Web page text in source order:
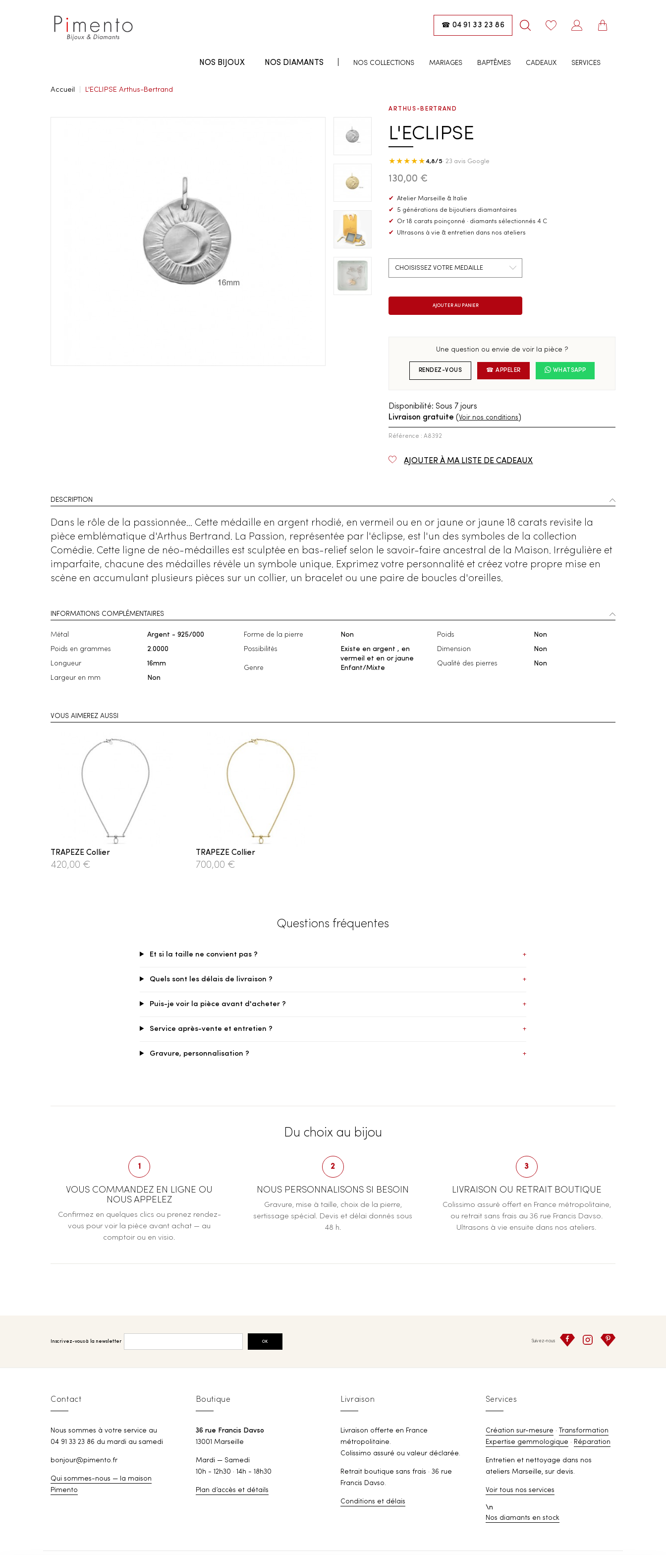
☎ 04 91 33 23 86
NOS BIJOUX NOS DIAMANTS NOS COLLECTIONS MARIAGES BAPTÊMES CADEAUX SERVICES
Accueil L'ECLIPSE Arthus-Bertrand
ARTHUS-BERTRAND
L'ECLIPSE
★★★★★4,8/5· 23 avis Google
130,00 €
✔ Atelier Marseille & Italie
✔
5 générations de bijoutiers diamantaires
✔
Or 18 carats poinçonné · diamants sélectionnés 4 C
✔
Ultrasons à vie & entretien dans nos ateliers
Une question ou envie de voir la pièce ?
RENDEZ-VOUS ☎ APPELER WHATSAPP
Disponibilité: Sous 7 jours
Livraison gratuite (Voir nos conditions )
Référence : A8392
AJOUTER À MA LISTE DE CADEAUX
DESCRIPTION
Dans le rôle de la passionnée... Cette médaille en argent rhodié, en vermeil ou en or jaune or jaune 18 carats revisite la
pièce emblématique d'Arthus Bertrand. La Passion, représentée par l'éclipse, est l'un des symboles de la collection
Comédie. Cette ligne de néo-médailles est sculptée en bas-relief selon le savoir-faire ancestral de la Maison. Irrégulière et
imparfaite, chacune des médailles révèle un symbole unique. Exprimez votre personnalité et créez votre propre mise en
scène en accumulant plusieurs pièces sur un collier, un bracelet ou une paire de boucles d'oreilles.
INFORMATIONS COMPLÉMENTAIRES
Métal Argent - 925/000
Poids en grammes 2.0000
Longueur 16mm
Largeur en mm Non
Forme de la pierre Non
Possibilités
Existe en argent , en
vermeil et en or jaune
Genre
Enfant/Mixte
Poids Non
Dimension Non
Qualité des pierres Non
VOUS AIMEREZ AUSSI
TRAPEZE Collier
420,00 €
TRAPEZE Collier
700,00 €
Questions fréquentes
Et si la taille ne convient pas ? +
Quels sont les délais de livraison ? +
Puis-je voir la pièce avant d'acheter ? +
Service après-vente et entretien ? +
Gravure, personnalisation ? +
Du choix au bijou
1
VOUS COMMANDEZ EN LIGNE OU
NOUS APPELEZ
Confirmez en quelques clics ou prenez rendez-
vous pour voir la pièce avant achat — au
comptoir ou en visio.
2
NOUS PERSONNALISONS SI BESOIN
Gravure, mise à taille, choix de la pierre,
sertissage spécial. Devis et délai donnés sous
48 h.
3
LIVRAISON OU RETRAIT BOUTIQUE
Colissimo assuré offert en France métropolitaine,
ou retrait sans frais au 36 rue Francis Davso.
Ultrasons à vie ensuite dans nos ateliers.
Inscrivez-vous à la newsletter OK Suivez-nous
Contact
Nous sommes à votre service au
04 91 33 23 86 du mardi au samedi
bonjour@pimento.fr
Qui sommes-nous — la maison
Pimento
Boutique
36 rue Francis Davso
13001 Marseille
Mardi — Samedi
10h - 12h30 · 14h - 18h30
Plan d’accès et détails
Livraison
Livraison offerte en France
métropolitaine.
Colissimo assuré ou valeur déclarée.
Retrait boutique sans frais · 36 rue
Francis Davso.
Conditions et délais
Services
Création sur-mesure ·
Transformation
Expertise gemmologique · Réparation
Entretien et nettoyage dans nos
ateliers Marseille, sur devis.
Voir tous nos services
\n
Nos diamants en stock